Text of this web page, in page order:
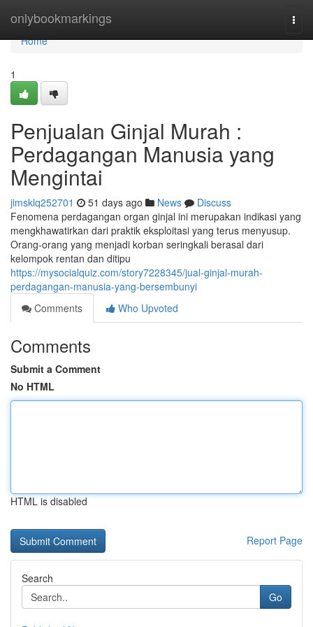
onlybookmarkings
Home
Home
1
Penjualan Ginjal Murah :
Perdagangan Manusia yang
Mengintai
jimsklq252701 51 days ago News
Discuss
Fenomena perdagangan organ ginjal ini merupakan indikasi yang
mengkhawatirkan dari praktik eksploitasi yang terus menyusup.
Orang-orang yang menjadi korban seringkali berasal dari
kelompok rentan dan ditipu
https://mysocialquiz.com/story7228345/jual-ginjal-murah-
perdagangan-manusia-yang-bersembunyi
Comments
Who Upvoted
Comments
Submit a Comment
No HTML
HTML is disabled
Report Page
Search
Go